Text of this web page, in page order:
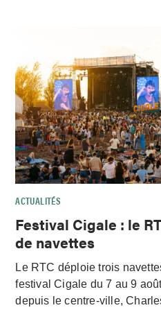
ACTUALITÉS
Festival Cigale : le
de navettes
Le RTC déploie trois
festival Cigale du 7 au 9
depuis le centre-ville,